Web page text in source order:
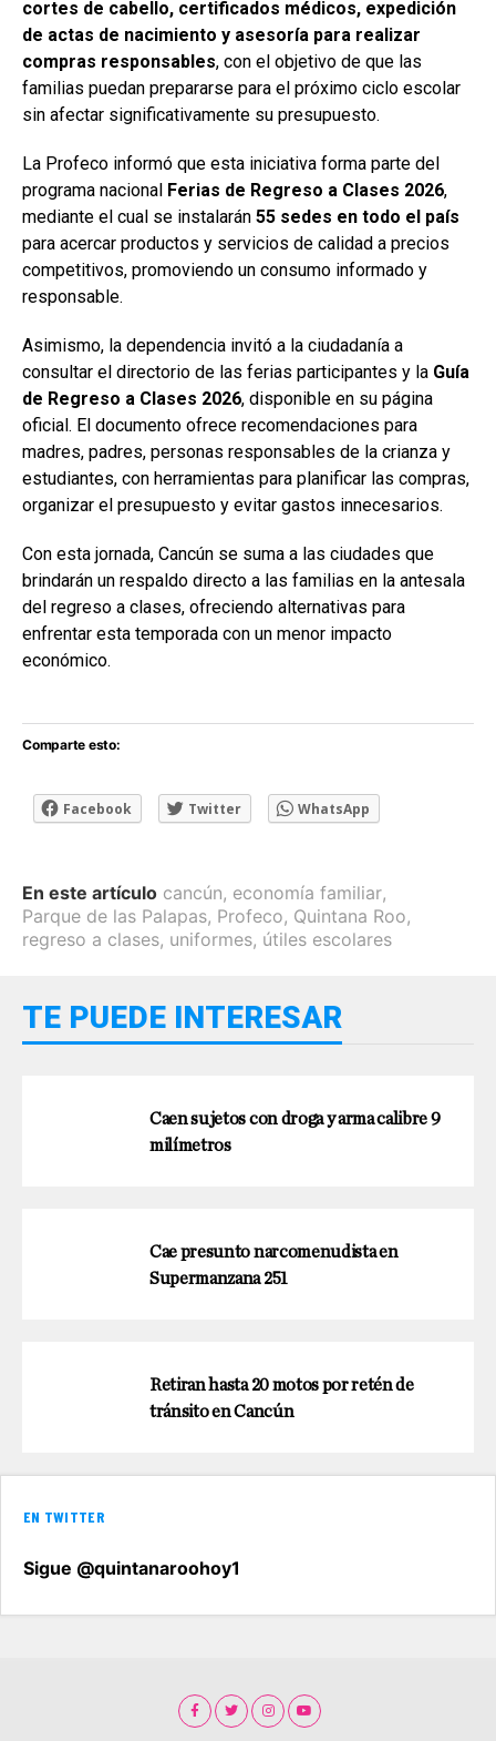
cortes de cabello, certificados médicos, expedición
de actas de nacimiento y asesoría para realizar
compras responsables, con el objetivo de que las
familias puedan prepararse para el próximo ciclo escolar
sin afectar significativamente su presupuesto.
La Profeco informó que esta iniciativa forma parte del
programa nacional Ferias de Regreso a Clases 2026,
mediante el cual se instalarán 55 sedes en todo el país
para acercar productos y servicios de calidad a precios
competitivos, promoviendo un consumo informado y
responsable.
Asimismo, la dependencia invitó a la ciudadanía a
consultar el directorio de las ferias participantes y la Guía
de Regreso a Clases 2026, disponible en su página
oficial. El documento ofrece recomendaciones para
madres, padres, personas responsables de la crianza y
estudiantes, con herramientas para planificar las compras,
organizar el presupuesto y evitar gastos innecesarios.
Con esta jornada, Cancún se suma a las ciudades que
brindarán un respaldo directo a las familias en la antesala
del regreso a clases, ofreciendo alternativas para
enfrentar esta temporada con un menor impacto
económico.
Comparte esto:
Facebook Twitter WhatsApp
En este artículo cancún, economía familiar,
Parque de las Palapas, Profeco, Quintana Roo,
regreso a clases, uniformes, útiles escolares
TE PUEDE INTERESAR
Caen sujetos con droga y arma calibre 9
milímetros
Cae presunto narcomenudista en
Supermanzana 251
Retiran hasta 20 motos por retén de
tránsito en Cancún
EN TWITTER
Sigue @quintanaroohoy1